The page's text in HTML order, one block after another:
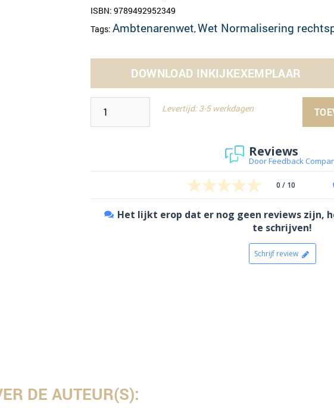
ISBN: 9789492952349
Tags: Ambtenarenwet,Wet Normalisering
DOWNLOAD INKIJKEXEMPLAAR
Levertijd: 3-5 werkdagen
Reviews
Door Feedback
0 / 10
Het lijkt erop dat er nog geen reviews zijn,
te schrijven!
Schrijf review
DE AUTEUR(S):